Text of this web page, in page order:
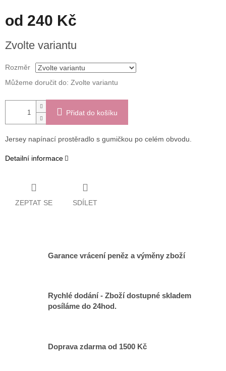
od 240 Kč
cena:
Zvolte variantu
Rozměr
Můžeme doručit do: Zvolte variantu
Přidat do košíku
Jersey napínací prostěradlo s gumičkou po celém obvodu.
Detailní informace
ZEPTAT SE SDÍLET
Garance vrácení peněz a výměny zboží
Rychlé dodání - Zboží dostupné skladem
posíláme do 24hod.
Doprava zdarma od 1500 Kč